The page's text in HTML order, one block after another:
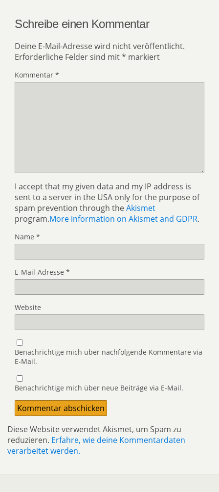
Schreibe einen Kommentar
Deine E-Mail-Adresse wird nicht veröffentlicht.
Erforderliche Felder sind mit* markiert
Kommentar *
I accept that my given data and my IP address is
sent to a server in the USA only for the purpose of
spam prevention through theAkismet
program.More information on Akismet and GDPR.
Name *
E-Mail-Adresse *
Website
Benachrichtige mich über nachfolgende Kommentare via
E-Mail.
Benachrichtige mich über neue Beiträge via E-Mail.
Diese Website verwendet Akismet, um Spam zu
reduzieren. Erfahre, wie deine Kommentardaten
verarbeitet werden.